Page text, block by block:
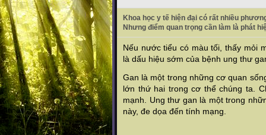
Khoa học y tế hiện đại có rất nhiều
Nhưng điểm quan trọng cần làm là phát
Nếu nước tiểu có màu tối, thấy mỏi
là dấu hiệu sớm của bệnh ung thư
Gan là một trong những cơ quan
lớn thứ hai trong cơ thể chúng ta.
mạnh. Ung thư gan là một trong
này, đe dọa đến tính mạng.